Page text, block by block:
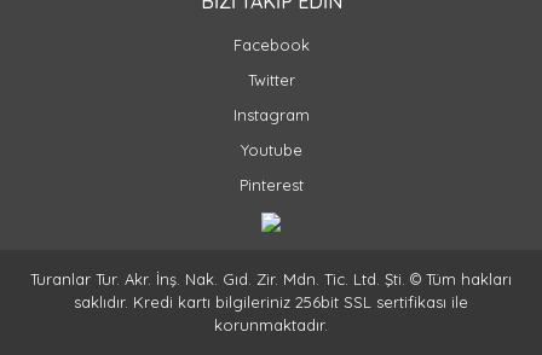
Facebook
Twitter
Instagram
Youtube
Pinterest
Turanlar Tur. Akr. İnş. Nak. Gıd. Zir. Mdn. Tic. Ltd. Şti. © Tüm hakları
saklıdır. Kredi kartı bilgileriniz 256bit SSL sertifikası ile
korunmaktadır.